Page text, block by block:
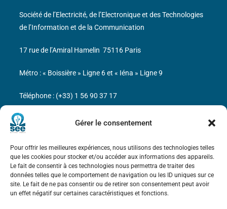
Gérer le consentement
Pour offrir les meilleures expériences, nous utilisons des technologies telles
que les cookies pour stocker et/ou accéder aux informations des appareils.
Le fait de consentir à ces technologies nous permettra de traiter des
données telles que le comportement de navigation ou les ID uniques sur ce
site. Le fait de ne pas consentir ou de retirer son consentement peut avoir
un effet négatif sur certaines caractéristiques et fonctions.
Bicentenaire des découvertes d’André-
Marie Ampère
Mentions légales
Société de l’Electricité, de l’Electronique et des Technologies
de l’Information et de la Communication
17 rue de l’Amiral Hamelin 75116 Paris
Métro : « Boissière » Ligne 6 et « Iéna » Ligne 9
Téléphone : (+33) 1 56 90 37 17
N° de SIREN : 785 393 232, Code APE : 9412Z TVA intra-
communautaire : FR44 785 393 232